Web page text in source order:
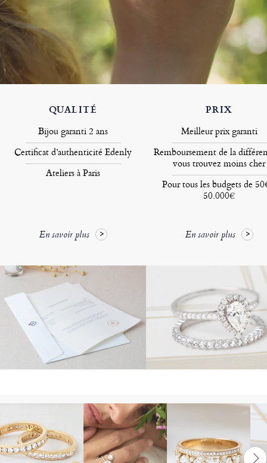
QUALITÉ
Bijou garanti 2 ans
Certificat d’authenticité Edenly
Ateliers à Paris
En savoir plus
PRIX
Meilleur prix garanti
Remboursement de la
vous trouvez moins cher
Pour tous les budgets de
50.000€
En savoir plus